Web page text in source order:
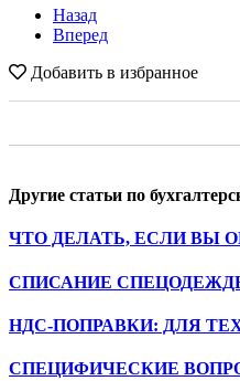
Назад
Вперед
Добавить в избранное
Другие статьи по
ЧТО ДЕЛАТЬ, ЕСЛИ ВЫ
СПИСАНИЕ СПЕЦОДЕЖДЫ
НДС-ПОПРАВКИ: ДЛЯ
СПЕЦИФИЧЕСКИЕ